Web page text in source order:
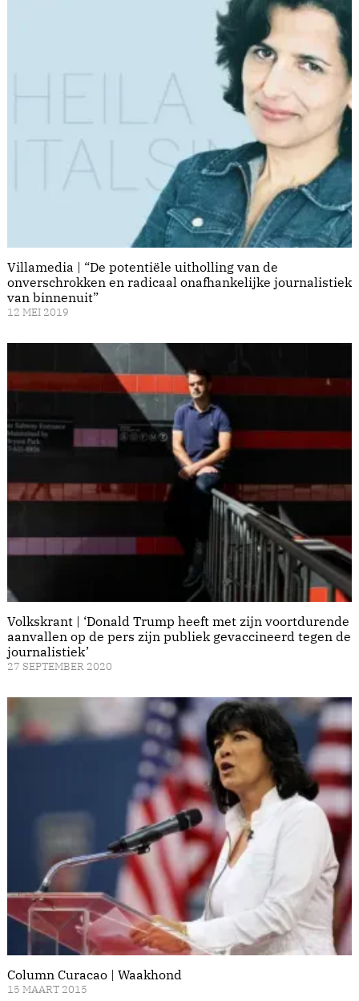
Villamedia | “De potentiële uitholling van de
onverschrokken en radicaal onafhankelijke journalistiek
van binnenuit”
12 MEI 2019
Volkskrant | ‘Donald Trump heeft met zijn voortdurende
aanvallen op de pers zijn publiek gevaccineerd tegen de
journalistiek’
27 SEPTEMBER 2020
Column Curacao | Waakhond
15 MAART 2015